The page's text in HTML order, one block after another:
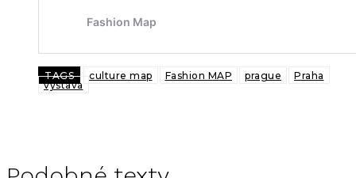
TAGS culture map Fashion MAP prague
Praha
vystava